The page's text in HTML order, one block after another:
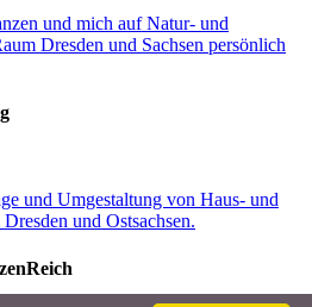
und mich auf Natur- und
Dresden und Sachsen persönlich
und Umgestaltung von Haus- und
und Ostsachsen.